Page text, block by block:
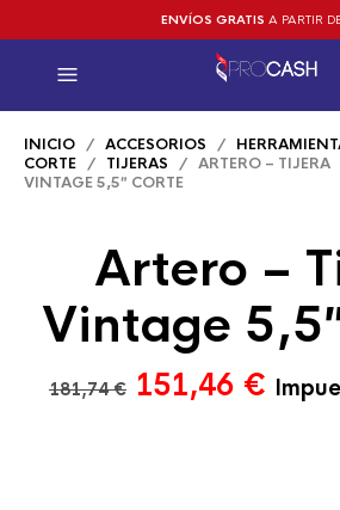
ENVÍOS GRATIS A PARTIR
INICIO / ACCESORIOS /
CORTE / TIJERAS / ARTERO – TIJERA
VINTAGE 5,5″ CORTE
Artero –
Vintage
181,74€ El
151,46 € El
precio